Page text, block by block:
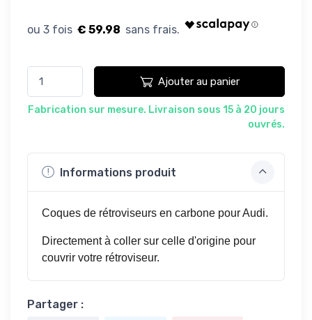
€ 59.98
Ajouter au panier
Fabrication sur mesure. Livraison sous 15 à 20 jours
ouvrés.
Informations produit
Coques de rétroviseurs en carbone pour Audi.
Directement à coller sur celle d'origine pour
couvrir votre rétroviseur.
Partager :